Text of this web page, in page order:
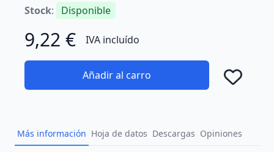
Stock: Disponible
9,22 € IVA incluído
Añadir al carro
Más información Hoja de datos Descargas Opiniones